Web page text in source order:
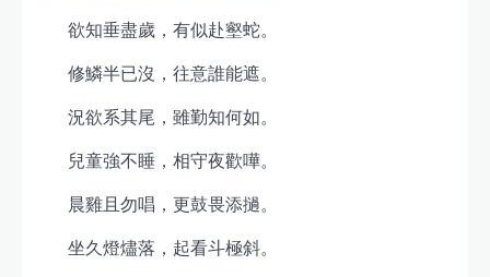
欲知垂盡歲，有似赴壑蛇。
修鱗半已沒，往意誰能遮。
況欲系其尾，雖勤知何如。
兒童強不睡，相守夜歡嘩。
晨雞且勿唱，更鼓畏添撾。
坐久燈燼落，起看斗極斜。